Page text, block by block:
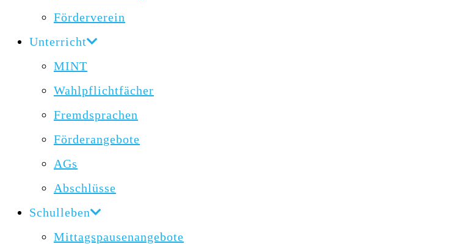
Förderverein
Unterricht
MINT
Wahlpflichtfächer
Fremdsprachen
Förderangebote
AGs
Abschlüsse
Schulleben
Mittagspausenangebote